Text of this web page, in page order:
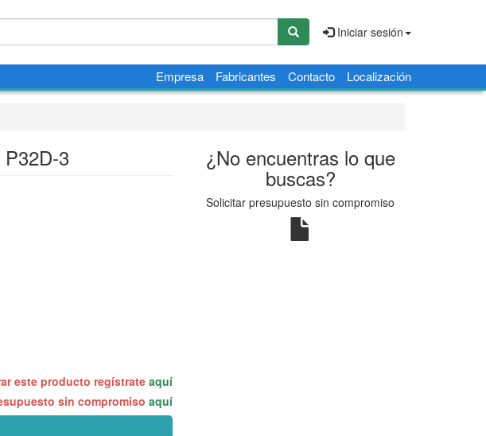
Iniciar sesión
Empresa Fabricantes Contacto Localización
3
este producto regístrateaquí
sin compromiso aquí
¿No encuentras lo que
buscas?
Solicitar presupuesto sin compromiso